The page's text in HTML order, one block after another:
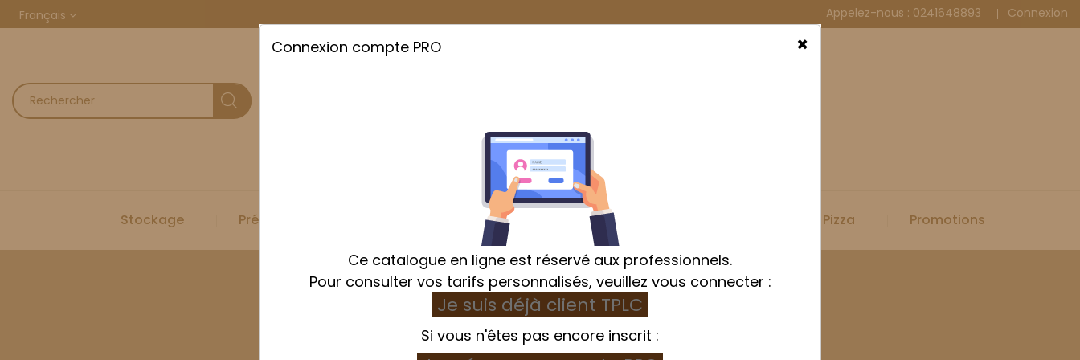
Français Appelez-nous : 0241648893 Connexion
Stockage Préparation Emballage Hygiène et Textile Spécial Pizza Promotions
Bac à ingrédients Bac à ingrédients 6,5L polypropylène
×
Connexion compte PRO
Ce catalogue en ligne est réservé aux professionnels.
Pour consulter vos tarifs personnalisés, veuillez vous connecter :
Je suis déjà client TPLC
Si vous n'êtes pas encore inscrit :